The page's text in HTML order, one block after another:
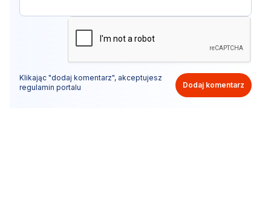
Klikając "dodaj komentarz", akceptujesz
regulamin portalu
Dodaj komentarz